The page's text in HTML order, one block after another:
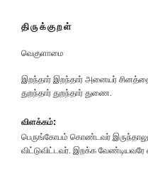
திருக்குறள்
வெகுளாமை
இறந்தார் இறந்தார் அனையர்
துறந்தார் துறந்தார் துணை.
விளக்கம்:
பெருங்கோபம் கொண்டவர்
விட்டுவிட்டவர். இறக்க